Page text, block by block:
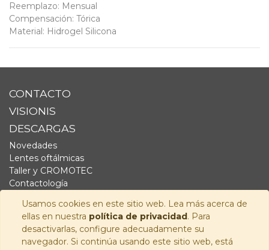
Usamos cookies en este sitio web. Lea más acerca de
ellas en nuestra política de privacidad. Para
desactivarlas, configure adecuadamente su
navegador. Si continúa usando este sitio web, está
Reemplazo: Mensual
Compensación: Tórica
Material : Hidrogel Silicona
CONTACTO
VISIONIS
DESCARGAS
Novedades
Lentes oftálmicas
Taller y CROMOTEC
Contactología
Fornitura
Audiología
SÍGUENOS